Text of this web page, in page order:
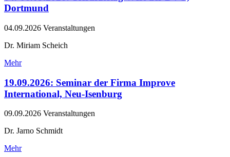
Dortmund
04.09.2026 Veranstaltungen
Dr. Miriam Scheich
Mehr
19.09.2026: Seminar der Firma Improve
International, Neu-Isenburg
09.09.2026 Veranstaltungen
Dr. Jarno Schmidt
Mehr